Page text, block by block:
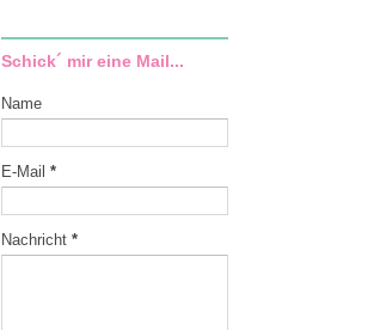
Schick´ mir eine Mail...
Name
E-Mail *
Nachricht *